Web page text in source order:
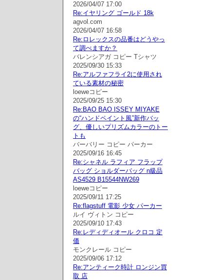
2026/04/07 17:00
Re:イヤリング ゴールド 18k
agvol.com
2026/04/07 16:58
Re:ロレックスの品番はどうやっ
て調べますか？
バレンシアガ コピー Tシャツ
2025/09/30 15:33
Re:アルファフライ2に使用され
ている素材の秘密
loeweコピー
2025/09/25 15:30
Re:BAO BAO ISSEY MIYAKE
の“ハンドペイント風”新作バッ
グ、優しいプリズムカラーのトー
トも
バーバリー コピー パーカー
2025/09/16 16:45
Re:シャネル ラフィア フラップ
バッグ ショルダーバッグ n級品
AS4529 B15544NW269
loeweコピー
2025/09/11 17:25
Re:flagstuff 電影 少女 パーカー
ルイ ヴィトン コピー
2025/09/10 17:43
Re:レディディオール クロコ 定
価
モンクレール コピー
2025/09/06 17:12
Re:アンティーク時計 ロンジン買
取 店